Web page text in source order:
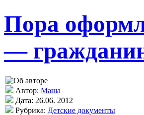
Пора
—
Автор: Маша
Дата: 26.06. 2012
Рубрика: Детские документы